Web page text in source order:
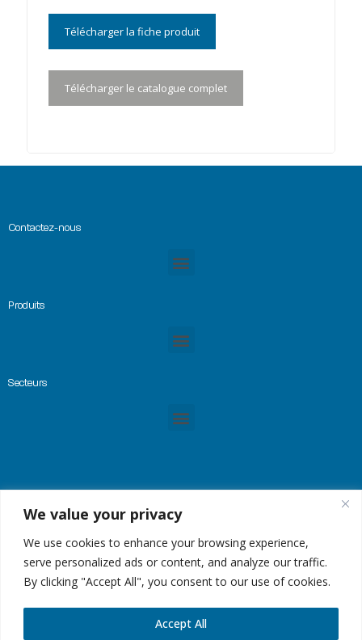
We value your privacy
We use cookies to enhance your browsing experience,
serve personalized ads or content, and analyze our traffic.
By clicking "Accept All", you consent to our use of cookies.
Accept All
Télécharger la fiche produit
Télécharger le catalogue complet
Contactez-nous
Produits
Secteurs
© Copyright 2023 -GREMTEK, Tous droits réservés |
| Site